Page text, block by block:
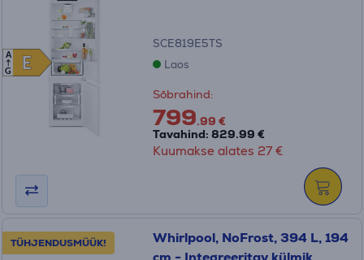
E
E
A
G
SCE819E5TS
Laos
Sõbrahind:
799.99 €
Tavahind: 829.99 €
Kuumakse alates 27 €
TÜHJENDUSMÜÜK!
Whirlpool, NoFrost, 394 L, 194